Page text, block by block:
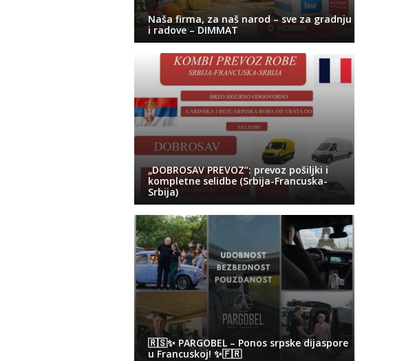
Naša firma, za naš narod – sve za gradnju
i radove – DIMMAT
„DOBROSAV PREVOZ“: prevoz pošiljki i
kompletne selidbe (Srbija-Francuska-
Srbija)
🇷🇸✨ PARGOBEL – Ponos srpske dijaspore
u Francuskoj! ✨🇫🇷